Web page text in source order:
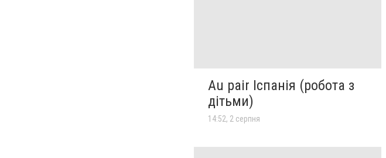
Au pair Іспанія (робота з
дітьми)
14:52, 2 серпня